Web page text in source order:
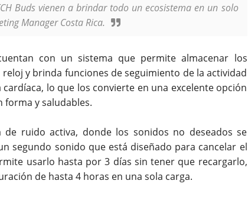
Buds vienen a brindar todo un ecosistema en un solo
Manager Costa Rica.
con un sistema que permite almacenar los
y brinda funciones de seguimiento de la actividad
lo que los convierte en una excelente opción
forma y saludables.
de ruido activa, donde los sonidos no deseados se
segundo sonido que está diseñado para cancelar el
usarlo hasta por 3 días sin tener que recargarlo,
de hasta 4 horas en una sola carga.